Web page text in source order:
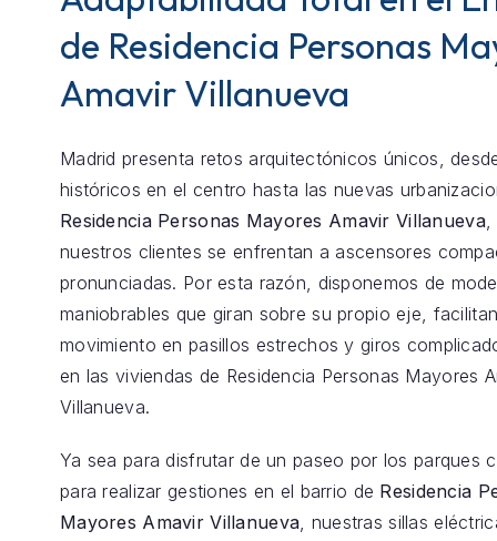
de Residencia Personas
Amavir Villanueva
Madrid presenta retos arquitectónicos únicos,
históricos en el centro hasta las nuevas
Residencia Personas Mayores Amavir Villanueva,
nuestros clientes se enfrentan a ascensores
pronunciadas. Por esta razón, disponemos de
maniobrables que giran sobre su propio eje,
movimiento en pasillos estrechos y giros
en las viviendas de Residencia Personas Mayores
Villanueva.
Ya sea para disfrutar de un paseo por los parques
para realizar gestiones en el barrio de Residencia
Mayores Amavir Villanueva , nuestras sillas